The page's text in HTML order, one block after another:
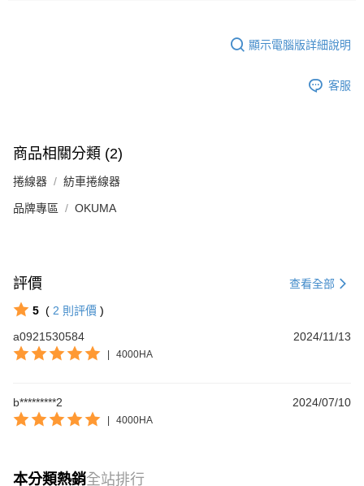
顯示電腦版詳細說明
客服
商品相關分類 (2)
捲線器 紡車捲線器
品牌專區 OKUMA
評價 查看全部
5 ( 2 則評價 )
a0921530584
2024/11/13
4000HA
b*********2 2024/07/10
4000HA
本分類熱銷全站排行